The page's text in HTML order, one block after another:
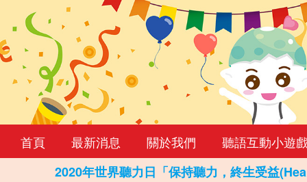
首頁 最新消息 關於我們
聽語互動小遊
2020年世界聽力日「保持聽力，終生受益